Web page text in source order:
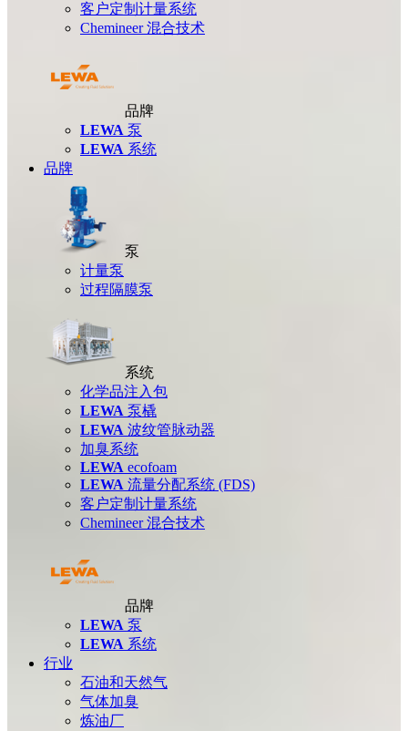
客户定制计量系统
Chemineer 混合技术
品牌
LEWA 泵
LEWA 系统
品牌
泵
计量泵
过程隔膜泵
系统
化学品注入包
LEWA 泵橇
LEWA 波纹管脉动器
加臭系统
LEWA ecofoam
LEWA 流量分配系统 (FDS)
客户定制计量系统
Chemineer 混合技术
品牌
LEWA 泵
LEWA 系统
行业
石油和天然气
气体加臭
炼油厂